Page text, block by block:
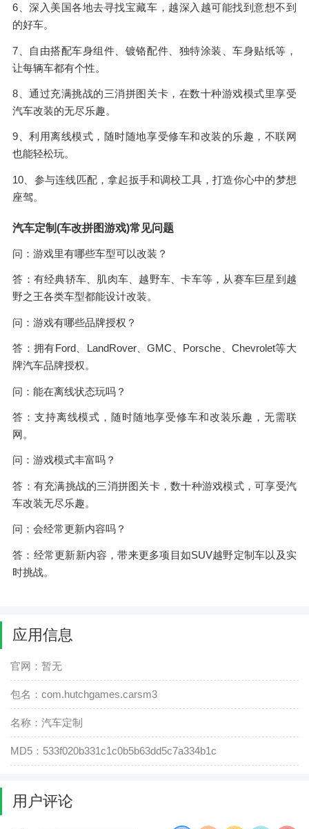
6、深入美国各地去寻找宝藏车，越深入越可能找到意想不到
的好车。
7、自由搭配车身组件、镀铬配件、独特涂装、车身贴纸等，
让每辆车都有个性。
8、通过充满挑战的三消拼图关卡，在数十种游戏模式里享受
汽车改装的无尽乐趣。
9、利用离线模式，随时随地享受修车和改装的乐趣，不联网
也能轻松玩。
10、参与连线匹配，拿起扳手和调校工具，打造你心中的梦想
座驾。
汽车定制(车改拼图游戏)常见问题
问：游戏里有哪些车型可以改装？
答：有经典轿车、肌肉车、越野车、卡车等，从赛车巨星到越
野之王各类车型都能设计改装。
问：游戏有哪些品牌授权？
答：拥有Ford、LandRover、GMC、Porsche、Chevrolet等大
牌汽车品牌授权。
问：能在离线状态玩吗？
答：支持离线模式，随时随地享受修车和改装乐趣，无需联
网。
问：游戏模式丰富吗？
答：有充满挑战的三消拼图关卡，数十种游戏模式，可享受汽
车改装无尽乐趣。
问：会经常更新内容吗？
答：经常更新新内容，带来更多项目如SUV越野定制车以及实
时挑战。
应用信息
官网：暂无
包名：com.hutchgames.carsm3
名称：汽车定制
MD5：533f020b331c1c0b5b63dd5c7a334b1c
用户评论